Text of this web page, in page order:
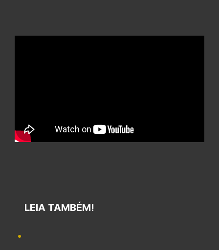
LEIA TAMBÉM!